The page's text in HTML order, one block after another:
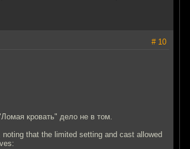
# 10
кровать" дело не в том.
that the limited setting and cast allowed